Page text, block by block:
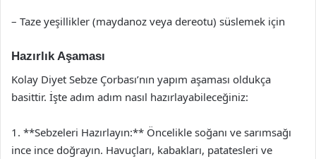
– Taze yeşillikler (maydanoz veya dereotu) süslemek için
Hazırlık Aşaması
Kolay Diyet Sebze Çorbası’nın yapım aşaması oldukça
basittir. İşte adım adım nasıl hazırlayabileceğiniz:
1. **Sebzeleri Hazırlayın:** Öncelikle soğanı ve sarımsağı
ince ince doğrayın. Havuçları, kabakları, patatesleri ve